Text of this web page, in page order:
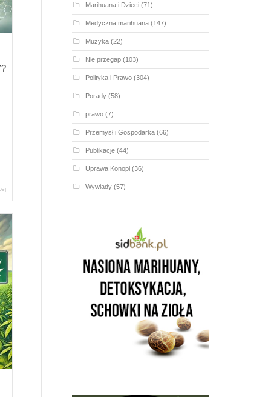
Marihuana i Dzieci(71)
Medyczna marihuana(147)
Muzyka(22)
Nie przegap(103)
Polityka i Prawo(304)
Porady(58)
prawo(7)
Przemysł i Gospodarka(66)
Publikacje(44)
Uprawa Konopi(36)
Wywiady(57)